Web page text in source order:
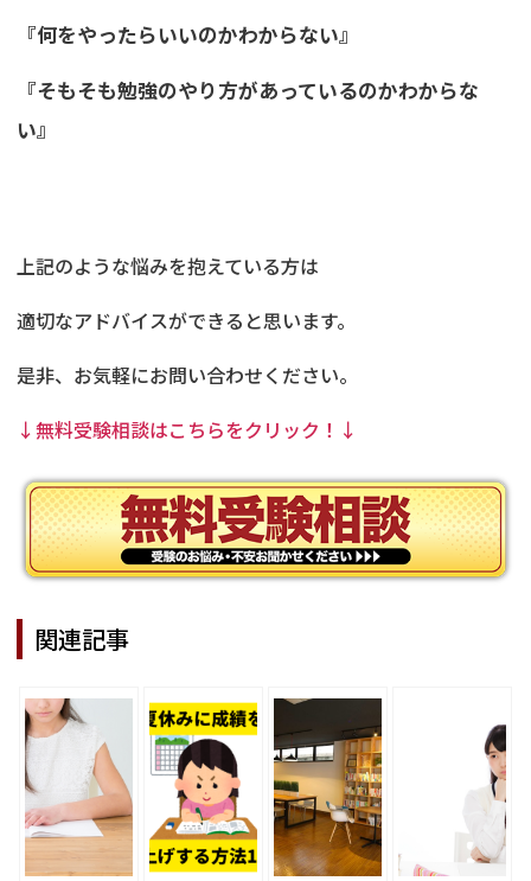
『何をやったらいいのかわからない』
『そもそも勉強のやり方があっているのかわからな
い』
上記のような悩みを抱えている方は
適切なアドバイスができると思います。
是非、お気軽にお問い合わせください。
↓無料受験相談はこちらをクリック！↓
関連記事